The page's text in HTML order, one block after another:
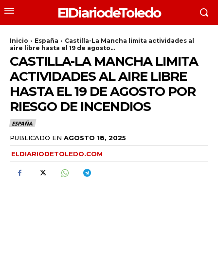
ElDiariodeToledo
Inicio España
Castilla-La Mancha limita actividades al
aire libre hasta el 19 de agosto...
CASTILLA-LA MANCHA LIMITA
ACTIVIDADES AL AIRE LIBRE
HASTA EL 19 DE AGOSTO POR
RIESGO DE INCENDIOS
ESPAÑA
PUBLICADO EN AGOSTO 18, 2025
ELDIARIODETOLEDO.COM